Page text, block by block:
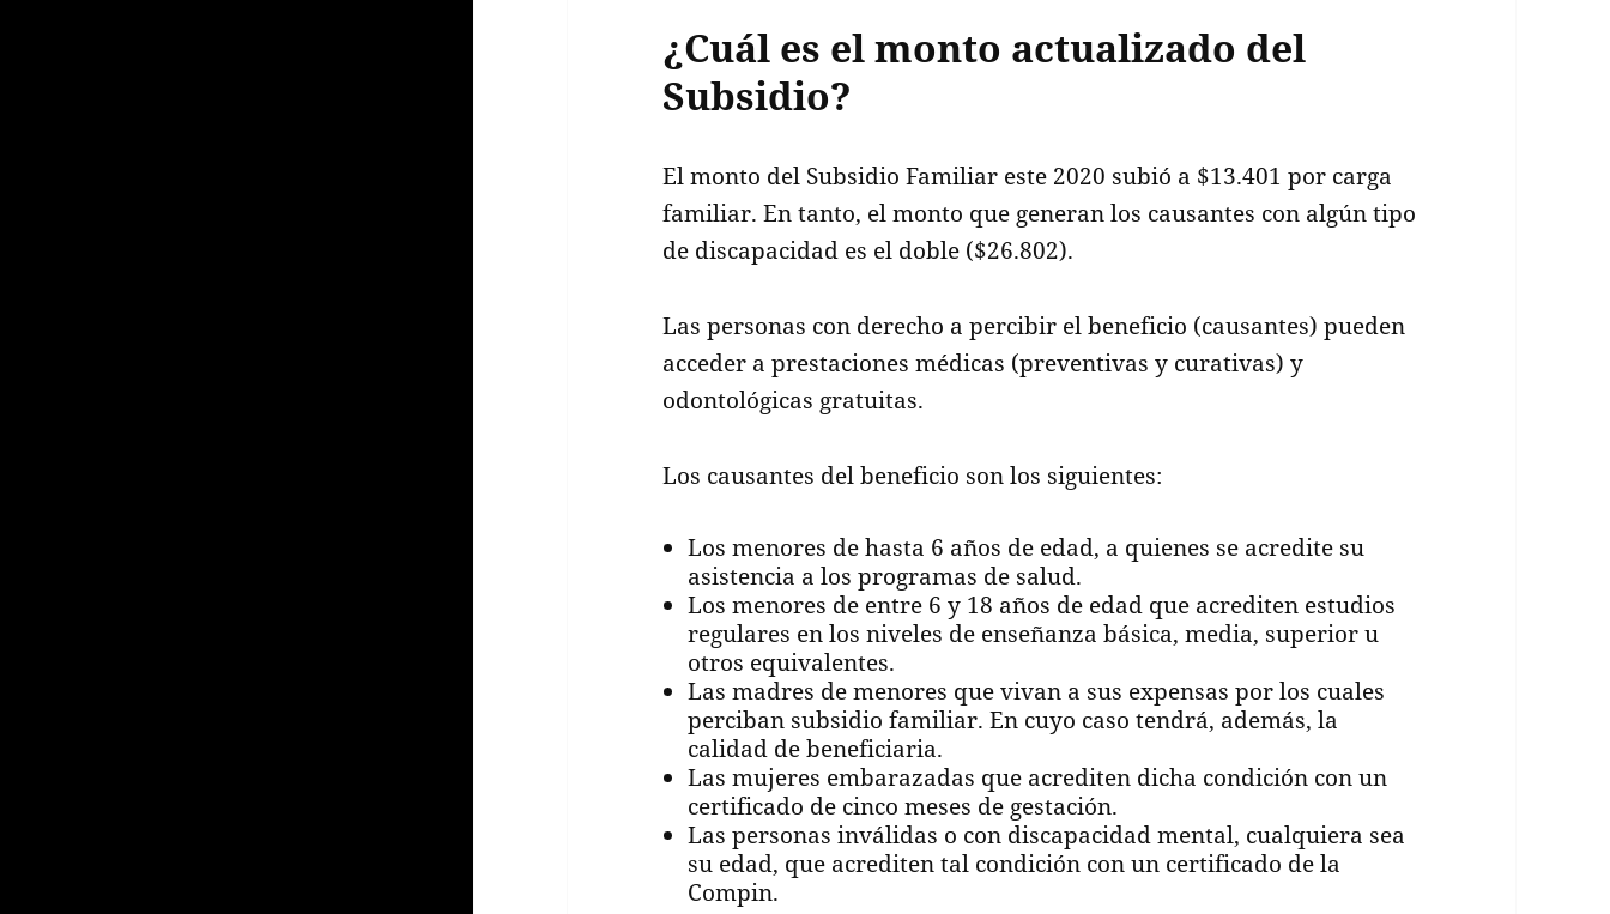
¿Cuál es el monto actualizado del
Subsidio?
El monto del Subsidio Familiar este 2020 subió a $13.401 por carga
familiar. En tanto, el monto que generan los causantes con algún tipo
de discapacidad es el doble ($26.802).
Las personas con derecho a percibir el beneficio (causantes) pueden
acceder a prestaciones médicas (preventivas y curativas) y
odontológicas gratuitas.
Los causantes del beneficio son los siguientes:
Los menores de hasta 6 años de edad, a quienes se acredite su
asistencia a los programas de salud.
Los menores de entre 6 y 18 años de edad que acrediten estudios
regulares en los niveles de enseñanza básica, media, superior u
otros equivalentes.
Las madres de menores que vivan a sus expensas por los cuales
perciban subsidio familiar. En cuyo caso tendrá, además, la
calidad de beneficiaria.
Las mujeres embarazadas que acrediten dicha condición con un
certificado de cinco meses de gestación.
Las personas inválidas o con discapacidad mental, cualquiera sea
su edad, que acrediten tal condición con un certificado de la
Compin.